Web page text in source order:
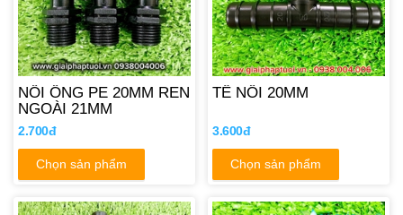
NỐI ỐNG PE 20MM REN
NGOÀI 21MM
2.700đ
Chọn sản phẩm
TÊ NỐI 20MM
3.600đ
Chọn sản phẩm